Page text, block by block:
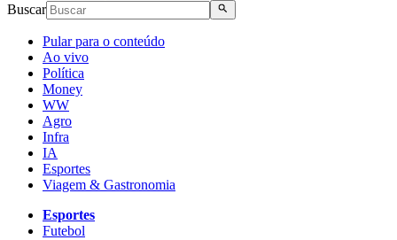
Buscar
Pular para o conteúdo
Ao vivo
Política
Money
WW
Agro
Infra
IA
Esportes
Viagem & Gastronomia
Esportes
Futebol